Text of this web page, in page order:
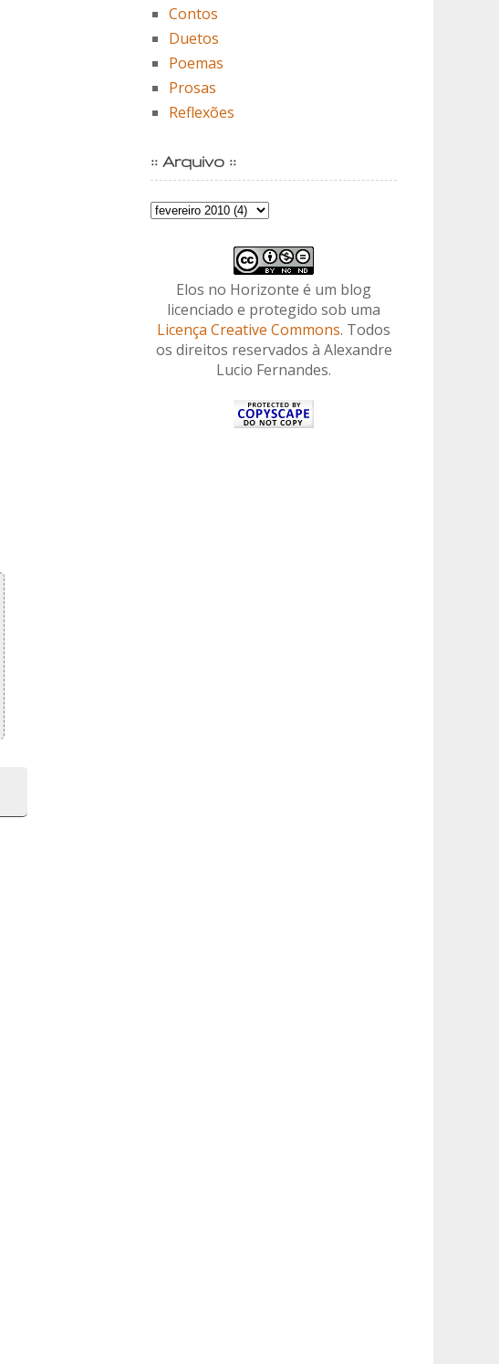
Contos
Duetos
Poemas
Prosas
Reflexões
:: Arquivo ::
Elos no Horizonte é um blog
licenciado e protegido sob uma
Licença Creative Commons. Todos
os direitos reservados à Alexandre
Lucio Fernandes.